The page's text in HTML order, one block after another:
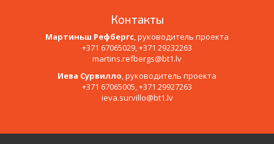
Контакты
Мартиньш Рефбергс, руководитель проекта
+371 67065029, +371 29232263
martins.refbergs@bt1.lv
Иева Сурвилло, руководитель проекта
+371 67065005, +371 29927263
ieva.survillo@bt1.lv